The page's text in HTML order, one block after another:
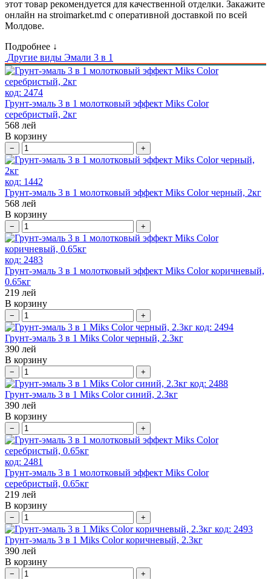
этот товар рекомендуется для качественной отделки. Закажите
онлайн на stroimarket.md с оперативной доставкой по всей
Молдове.
Подробнее ↓
Другие виды Эмали 3 в 1
код: 2474
Грунт-эмаль 3 в 1 молотковый эффект Miks Color
серебристый, 2кг
568 лей
В корзину
− +
код: 1442
Грунт-эмаль 3 в 1 молотковый эффект Miks Color черный, 2кг
568 лей
В корзину
− +
код: 2483
Грунт-эмаль 3 в 1 молотковый эффект Miks Color коричневый,
0.65кг
219 лей
В корзину
− +
код: 2494
Грунт-эмаль 3 в 1 Miks Color черный, 2.3кг
390 лей
В корзину
− +
код: 2488
Грунт-эмаль 3 в 1 Miks Color синий, 2.3кг
390 лей
В корзину
− +
код: 2481
Грунт-эмаль 3 в 1 молотковый эффект Miks Color
серебристый, 0.65кг
219 лей
В корзину
− +
код: 2493
Грунт-эмаль 3 в 1 Miks Color коричневый, 2.3кг
390 лей
В корзину
− +